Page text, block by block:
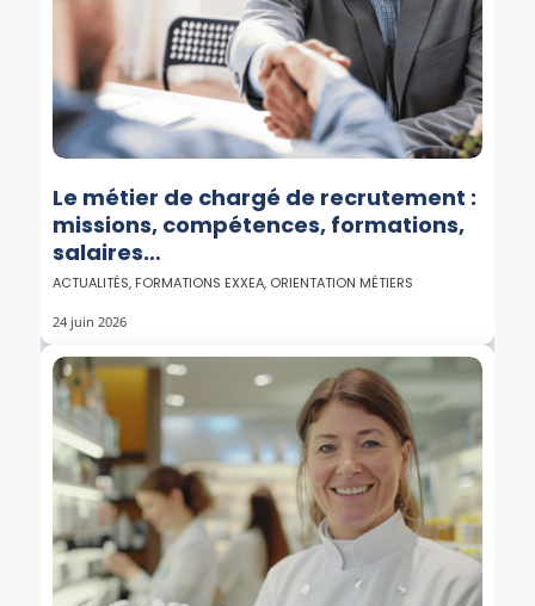
Le métier de chargé de recrutement :
missions, compétences, formations,
salaires…
ACTUALITÉS, FORMATIONS EXXEA, ORIENTATION MÉTIERS
24 juin 2026